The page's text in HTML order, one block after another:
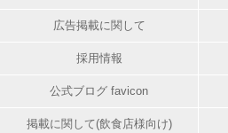
広告掲載に関して
採用情報
公式ブログ favicon
掲載に関して(飲食店様向け)